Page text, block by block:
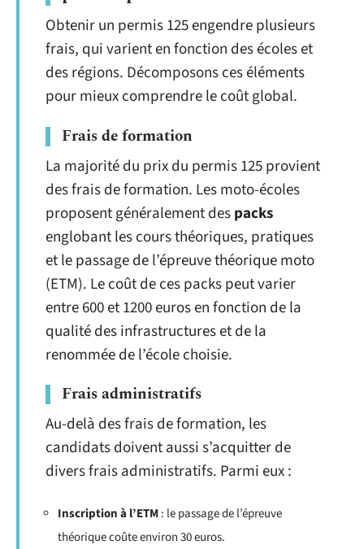
Obtenir un permis 125 engendre plusieurs
frais, qui varient en fonction des écoles et
des régions. Décomposons ces éléments
pour mieux comprendre le coût global.
Frais de formation
La majorité du prix du permis 125 provient
des frais de formation. Les moto-écoles
proposent généralement despacks
englobant les cours théoriques, pratiques
et le passage de l’épreuve théorique moto
(ETM). Le coût de ces packs peut varier
entre 600 et 1200 euros en fonction de la
qualité des infrastructures et de la
renommée de l’école choisie.
Frais administratifs
Au-delà des frais de formation, les
candidats doivent aussi s’acquitter de
divers frais administratifs. Parmi eux :
Inscription à l’ETM: le passage de l’épreuve
théorique coûte environ 30 euros.